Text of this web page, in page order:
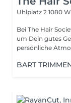
Uhlplatz 2 1080
Bei The Hair
um Dein gutes
persönliche
BART